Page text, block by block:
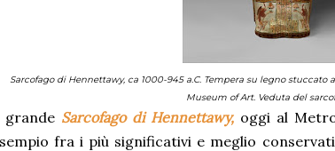
Sarcofago di Hennettawy, ca 1000-945 a.C. Tempera su legno stuccato
Museum of Art. Veduta del
grande Sarcofago di Hennettawy, oggi al
fra i più significativi e meglio